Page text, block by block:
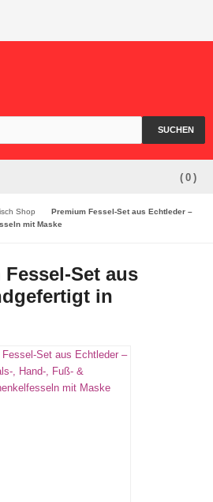
SUCHEN
( 0 )
Shop
Premium Fessel-Set aus Echtleder –
mit Maske
Fessel-Set aus
in